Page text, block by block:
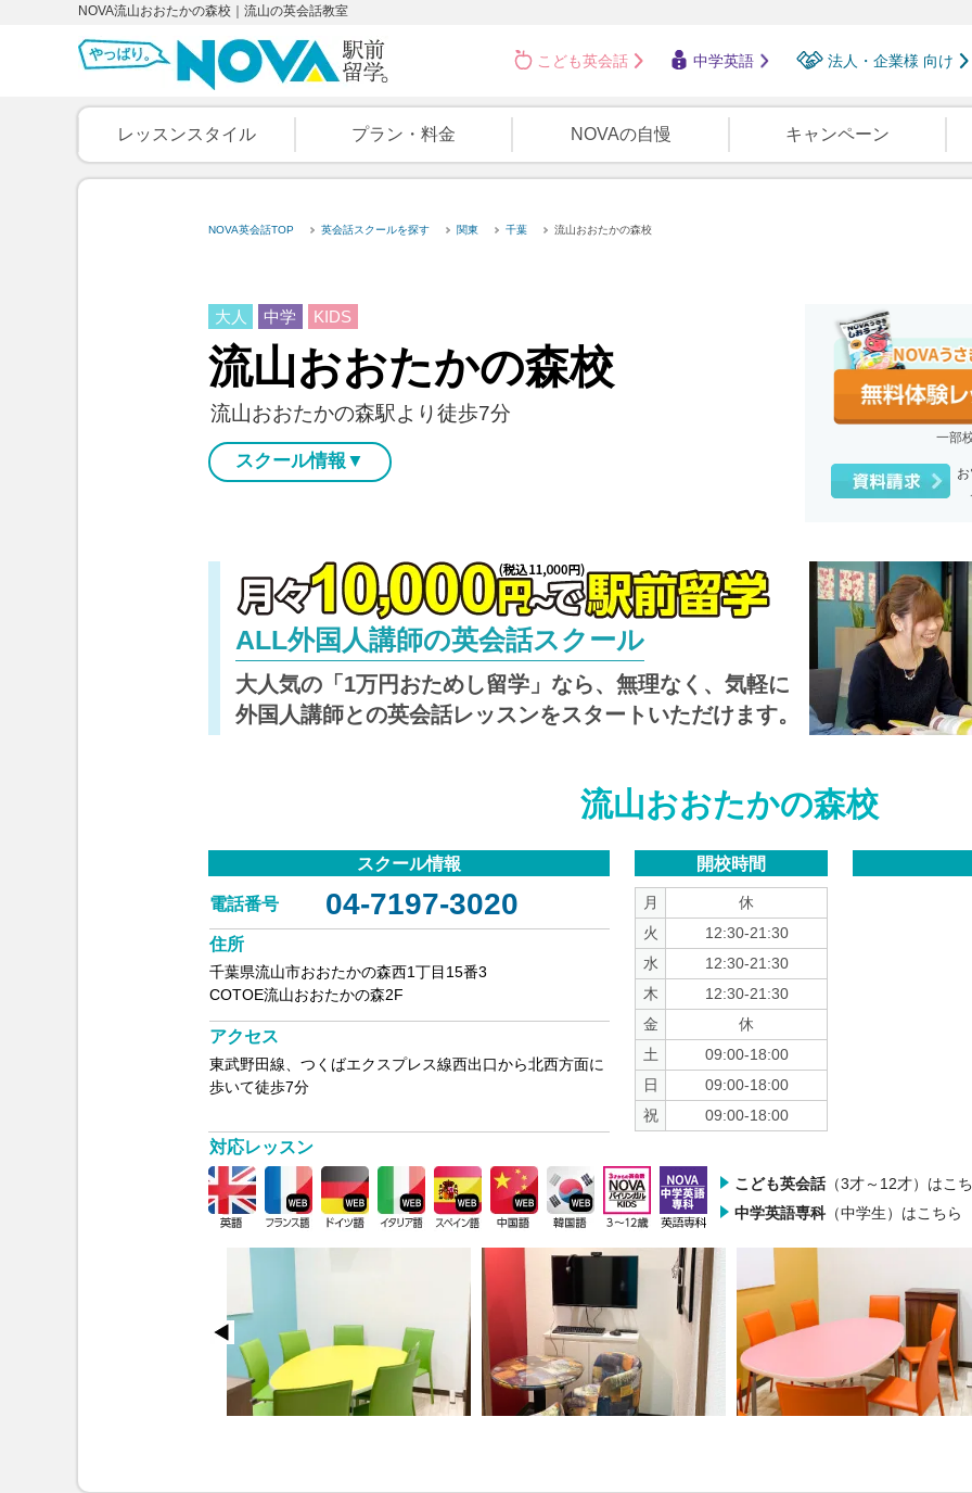
NOVA流山おおたかの森校｜流山の英会話教室
こども英会話 中学英語 法人・企業様 向け
レッスンスタイル プラン・料金 NOVAの自慢 キャンペーン
NOVA英会話TOP 英会話スクールを探す 関東 千葉 流山おおたかの森校
流山おおたかの森校
流山おおたかの森駅より徒歩7分
大人 中学 KIDS
スクール情報▼
一部
ALL外国人講師の英会話スクール
大人気の「1万円おためし留学」なら、無理なく、気軽に
外国人講師との英会話レッスンをスタートいただけます。
流山おおたかの森校
スクール情報
住所
千葉県流山市おおたかの森西1丁目15番3
COTOE流山おおたかの森2F
電話番号 04-7197-3020
アクセス
東武野田線、つくばエクスプレス線西出口から北西方面に
歩いて徒歩7分
対応レッスン
こども英会話（3才～12才）はこ
中学英語専科（中学生）はこちら
開校時間
月
休
火
12:30-21:30
水
12:30-21:30
木
12:30-21:30
金
休
土
09:00-18:00
日
09:00-18:00
祝
09:00-18:00